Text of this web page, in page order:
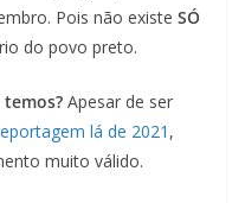
Pois não existe SÓ
do povo preto.
temos? Apesar de ser
lá de 2021 ,
muito válido.